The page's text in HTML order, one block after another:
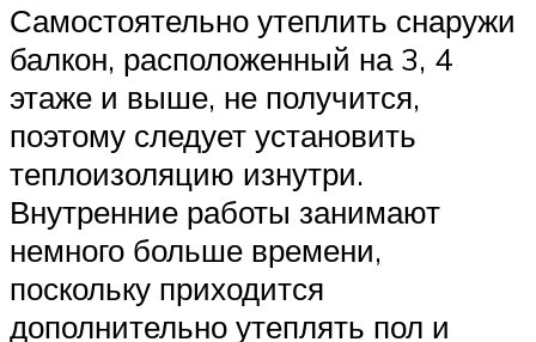
Самостоятельно утеплить снаружи
балкон, расположенный на 3, 4
этаже и выше, не получится,
поэтому следует установить
теплоизоляцию изнутри.
Внутренние работы занимают
немного больше времени,
поскольку приходится
дополнительно утеплять пол и